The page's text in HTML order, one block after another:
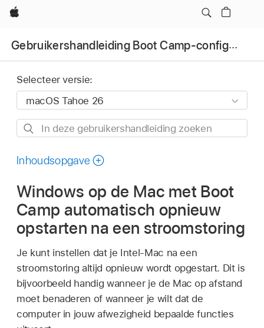
Apple
Gebruikershandleiding Boot Camp-configuratiescherm
Selecteer versie:
In
gebruikershandleiding
Inhoudsopgave
Windows op de Mac met Boot
Camp automatisch opnieuw
opstarten na een stroomstoring
Je kunt instellen dat je Intel-Mac na een
stroomstoring altijd opnieuw wordt opgestart. Dit is
bijvoorbeeld handig wanneer je de Mac op afstand
moet benaderen of wanneer je wilt dat de
computer in jouw afwezigheid bepaalde functies